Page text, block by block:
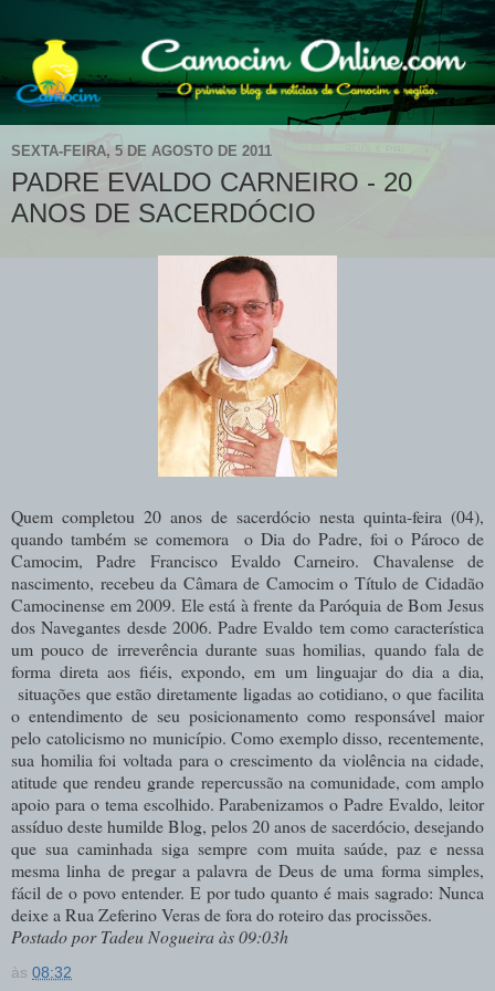
SEXTA-FEIRA, 5 DE AGOSTO DE 2011
PADRE EVALDO CARNEIRO - 20
ANOS DE SACERDÓCIO
Quem completou 20 anos de sacerdócio nesta quinta-feira (04),
quando também se comemora o Dia do Padre, foi o Pároco de
Camocim, Padre Francisco Evaldo Carneiro. Chavalense de
nascimento, recebeu da Câmara de Camocim o Título de Cidadão
Camocinense em 2009. Ele está à frente da Paróquia de Bom Jesus
dos Navegantes desde 2006. Padre Evaldo tem como característica
um pouco de irreverência durante suas homilias, quando fala de
forma direta aos fiéis, expondo, em um linguajar do dia a dia,
situações que estão diretamente ligadas ao cotidiano, o que facilita
o entendimento de seu posicionamento como responsável maior
pelo catolicismo no município. Como exemplo disso, recentemente,
sua homilia foi voltada para o crescimento da violência na cidade,
atitude que rendeu grande repercussão na comunidade, com amplo
apoio para o tema escolhido. Parabenizamos o Padre Evaldo, leitor
assíduo deste humilde Blog, pelos 20 anos de sacerdócio, desejando
que sua caminhada siga sempre com muita saúde, paz e nessa
mesma linha de pregar a palavra de Deus de uma forma simples,
fácil de o povo entender. E por tudo quanto é mais sagrado: Nunca
deixe a Rua Zeferino Veras de fora do roteiro das procissões.
Postado por Tadeu Nogueira às 09:03h
às 08:32